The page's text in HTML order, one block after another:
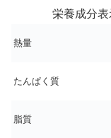
栄養成分
熱量
たんぱく質
脂質